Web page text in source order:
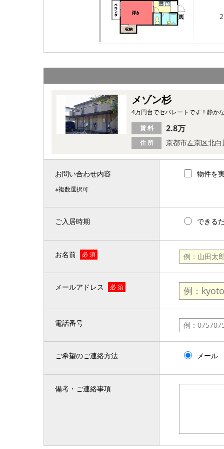
2
メゾン杉
4万円台でセパレートです！静か
住 所 京都市左京区北白
賃 料 2.8万
お問い合わせ内容
※複数選択可
物件を
ご入居時期 できる
お名前 必 須
メールアドレス 必 須
電話番号
ご希望のご連絡方法 メール
備考・ご連絡事項